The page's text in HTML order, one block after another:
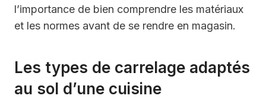
l’importance de bien comprendre les matériaux
et les normes avant de se rendre en magasin.
Les types de carrelage adaptés
au sol d’une cuisine